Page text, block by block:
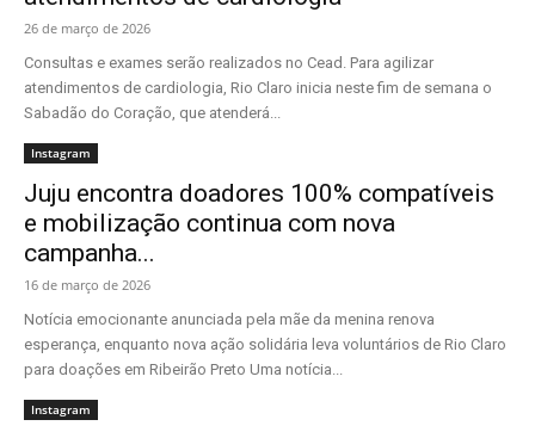
26 de março de 2026
Consultas e exames serão realizados no Cead. Para agilizar
atendimentos de cardiologia, Rio Claro inicia neste fim de semana o
Sabadão do Coração, que atenderá...
Instagram
Juju encontra doadores 100% compatíveis
e mobilização continua com nova
campanha...
16 de março de 2026
Notícia emocionante anunciada pela mãe da menina renova
esperança, enquanto nova ação solidária leva voluntários de Rio Claro
para doações em Ribeirão Preto Uma notícia...
Instagram